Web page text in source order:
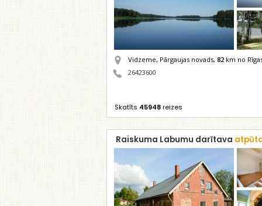
Vidzeme, Pārgaujas novads, 82 km no
26423600
Skatīts 45948reizes
Raiskuma Labumu darītava